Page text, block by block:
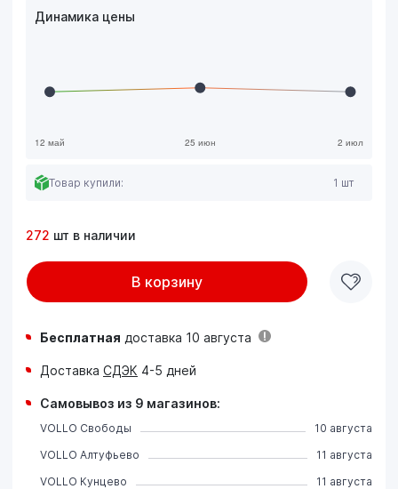
Динамика цены
Товар купили: 1 шт
272 шт в наличии
В корзину
Бесплатная доставка 10 августа
Доставка СДЭК 4-5 дней
Самовывоз из 9 магазинов:
VOLLO Свободы
10 августа
VOLLO Алтуфьево
11 августа
VOLLO Кунцево
11 августа